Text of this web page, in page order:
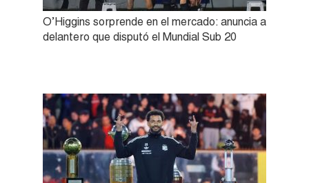
O’Higgins sorprende en el mercado: anuncia a
delantero que disputó el Mundial Sub 20